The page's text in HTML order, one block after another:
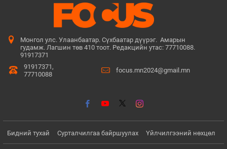
Монгол улс. Улаанбаатар. Сүхбаатар дүүрэг. Амарын
гудамж. Лагшин төв 410 тоот. Редакцийн утас: 77710088.
91917371
91917371,
77710088
focus.mn2024@gmail.mn
Бидний тухай Сурталчилгаа байршуулах Үйлчилгээний нөхцөл